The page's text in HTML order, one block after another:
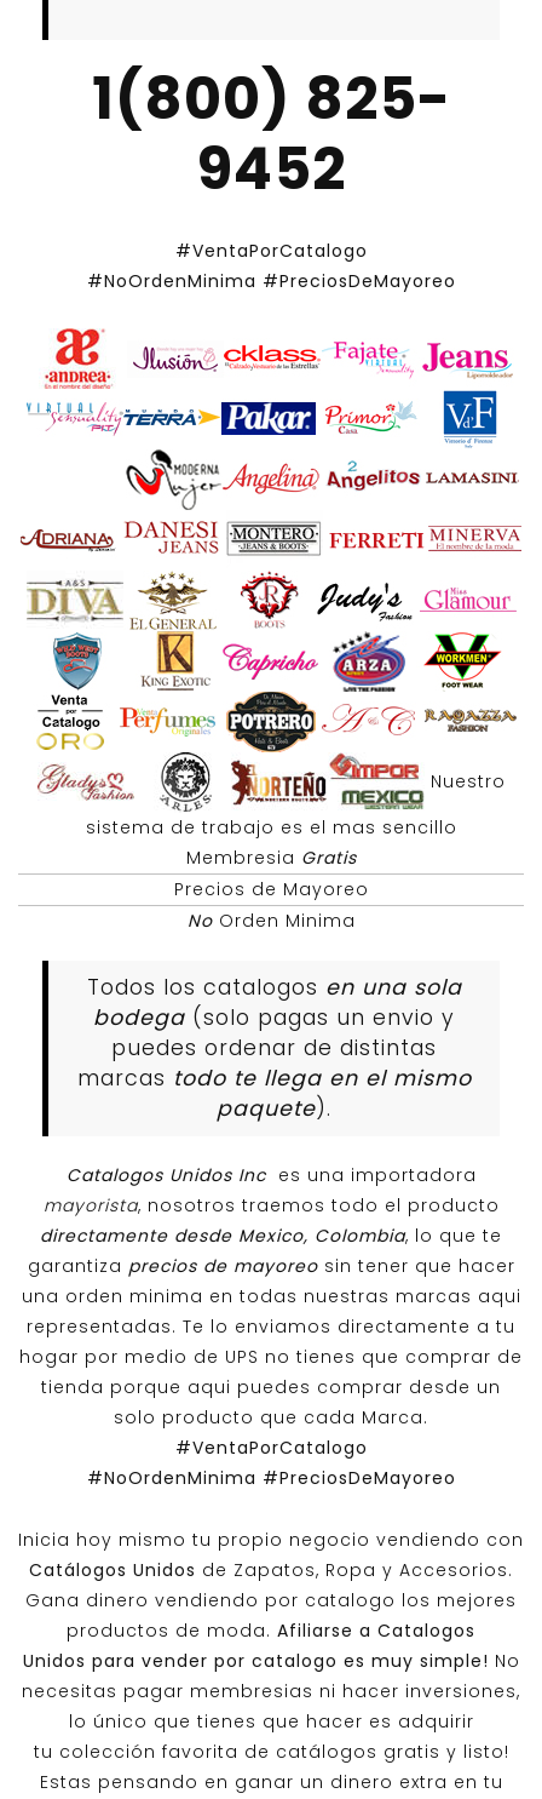
1(800) 825-
9452
#VentaPorCatalogo
#NoOrdenMinima #PreciosDeMayoreo
Nuestro
sistema de trabajo es el mas sencillo
Membresia Gratis
Precios de Mayoreo
NoOrden Minima
Todos los catalogos en una sola
bodega (solo pagas un envio y
puedes ordenar de distintas
marcas todo te llega en el mismo
paquete).
Catalogos Unidos Inc es una importadora
mayorista, nosotros traemos todo el producto
directamente desde Mexico, Colombia, lo que te
garantiza precios de mayoreosin tener que hacer
una orden minima en todas nuestras marcas aqui
representadas. Te lo enviamos directamente a tu
hogar por medio de UPS no tienes que comprar de
tienda porque aqui puedes comprar desde un
solo producto que cada Marca.
#VentaPorCatalogo
#NoOrdenMinima #PreciosDeMayoreo
Inicia hoy mismo tu propio negocio vendiendo con
Catálogos Unidos de Zapatos, Ropa y Accesorios.
Gana dinero vendiendo por catalogo los mejores
productos de moda. Afiliarse a Catalogos
Unidos para vender por catalogo es muy simple! No
necesitas pagar membresias ni hacer inversiones,
lo único que tienes que hacer es adquirir
tu colección favorita de catálogos gratis y listo!
Estas pensando en ganar un dinero extra en tu